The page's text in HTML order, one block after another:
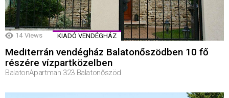
14 Views KIADÓ VENDÉGHÁZ
Mediterrán vendégház Balatonőszödben 10 fő
részére vízpartközelben
BalatonApartman 323 Balatonőszöd